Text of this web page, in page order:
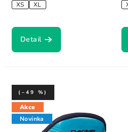
XS XL
Detail
Akce
Novinka
(–49 %)